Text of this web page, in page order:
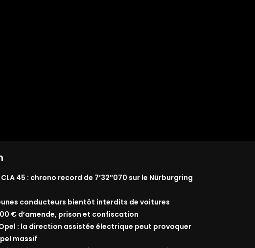
45 : chrono record de 7’32″070 sur le Nürburgring
conducteurs bientôt interdits de voitures
€ d’amende, prison et confiscation
: la direction assistée électrique peut provoquer
massif